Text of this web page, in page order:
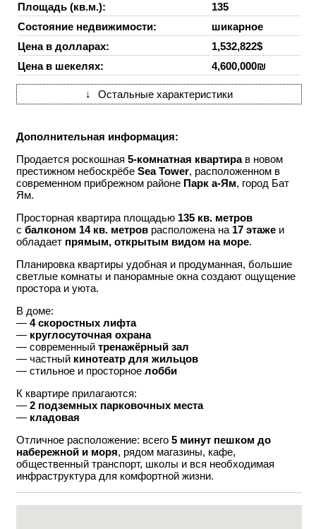
Площадь (кв.м.):
135
Состояние недвижимости:
шикарное
Цена в долларах:
1,532,822$
Цена в шекелях:
4,600,000₪
↓ Остальные характеристики
Дополнительная информация:
Продается роскошная 5-комнатная квартирав новом
престижном небоскрёбе Sea Tower, расположенном в
современном прибрежном районе Парк а-Ям, город Бат
Ям.
Просторная квартира площадью 135 кв. метров
с балконом 14 кв. метров расположена на 17 этаже и
обладает прямым, открытым видом на море.
Планировка квартиры удобная и продуманная, большие
светлые комнаты и панорамные окна создают ощущение
простора и уюта.
В доме:
— 4 скоростных лифта
— круглосуточная охрана
— современный тренажёрный зал
— частный кинотеатр для жильцов
— стильное и просторное лобби
К квартире прилагаются:
— 2 подземных парковочных места
— кладовая
Отличное расположение: всего 5 минут пешком до
набережной и моря, рядом магазины, кафе,
общественный транспорт, школы и вся необходимая
инфраструктура для комфортной жизни.